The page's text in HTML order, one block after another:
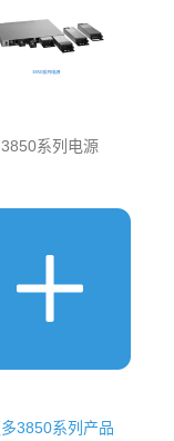
3850系列电源
3850系列产品